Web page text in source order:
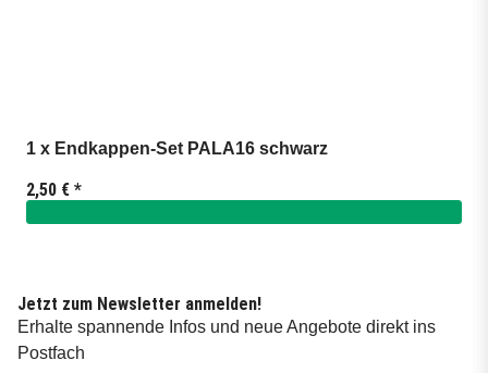
1 x Endkappen-Set PALA16 schwarz
2,50 € *
Jetzt zum Newsletter anmelden!
Erhalte spannende Infos und neue Angebote direkt ins
Postfach